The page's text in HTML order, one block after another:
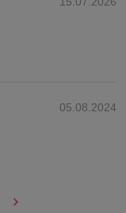
05.08.2024